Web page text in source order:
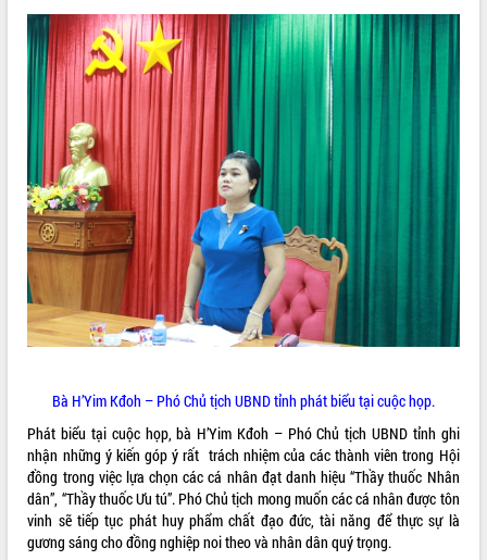
UBND tỉnh Đắk Lắk triển khai nhiệm
vụ 6 tháng cuối năm 2026
Kỳ họp thứ Hai, Hội đồng nhân dân
tỉnh khóa XI quyết nghị nhiều nội dung
quan trọng
Bí thư Tỉnh ủy Lương Nguyễn Minh
Triết thăm, tặng quà người có công với
cách mạng
Rà soát, hoàn thiện hệ thống thiết chế
văn hóa, thể thao đáp ứng yêu cầu
phát triển mới
Thường trực HĐND tỉnh Đắk Lắk gặp
mặt Đoàn chuyên gia y tế TP. Hồ Chí
Minh
Bàn giải pháp tháo gỡ khó khăn trong
xuất khẩu sầu riêng và triển khai quy
định EUDR
Thứ trưởng Bộ Nông nghiệp và Môi
trường Nguyễn Hoàng Hiệp khảo sát
vùng trồng và doanh nghiệp đóng gói
sầu riêng tại Đắk Lắk
LIÊN KẾT WEB
THỐNG KÊ TRUY CẬP
Hôm nay:
16543
Bà H’Yim Kđoh – Phó Chủ tịch UBND tỉnh phát biểu tại cuộc họp.
Phát biểu tại cuộc họp, bà H’Yim Kđoh – Phó Chủ tịch UBND tỉnh ghi
nhận những ý kiến góp ý rất trách nhiệm của các thành viên trong Hội
đồng trong việc lựa chọn các cá nhân đạt danh hiệu “Thầy thuốc Nhân
dân”, “Thầy thuốc Ưu tú”. Phó Chủ tịch mong muốn các cá nhân được tôn
vinh sẽ tiếp tục phát huy phẩm chất đạo đức, tài năng để thực sự là
gương sáng cho đồng nghiệp noi theo và nhân dân quý trọng.